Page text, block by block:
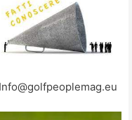
Info@golfpeoplemag.eu